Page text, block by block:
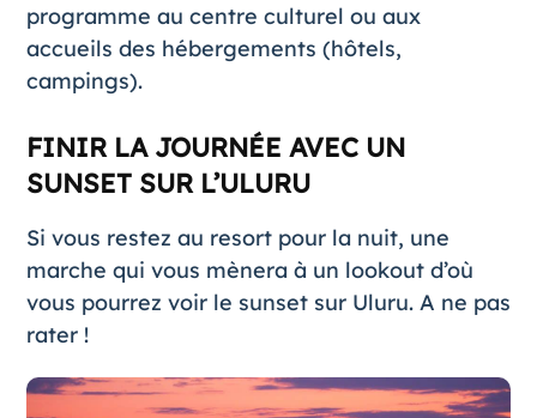
programme au centre culturel ou aux
accueils des hébergements (hôtels,
campings).
FINIR LA JOURNÉE AVEC UN
SUNSET SUR L’ULURU
Si vous restez au resort pour la nuit, une
marche qui vous mènera à un lookout d’où
vous pourrez voir le sunset sur Uluru. A ne pas
rater !